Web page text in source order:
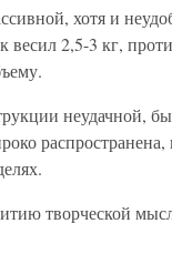
хотя и
весил 2,5-3 кг,
неудачной,
творческой